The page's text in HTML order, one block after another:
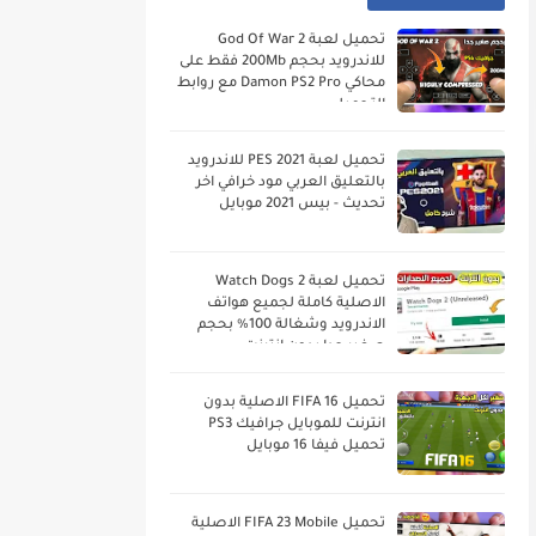
تحميل لعبة God Of War 2
للاندرويد بحجم 200Mb فقط على
محاكي Damon PS2 Pro مع روابط
التحميل
تحميل لعبة PES 2021 للاندرويد
بالتعليق العربي مود خرافي اخر
تحديث - بيس 2021 موبايل
تحميل لعبة Watch Dogs 2
الاصلية كاملة لجميع هواتف
الاندرويد وشغالة 100% بحجم
صغير جدا بدون انترنت
تحميل FIFA 16 الاصلية بدون
انترنت للموبايل جرافيك PS3
تحميل فيفا 16 موبايل
تحميل FIFA 23 Mobile الاصلية